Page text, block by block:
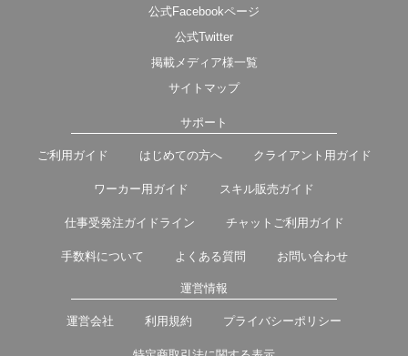
公式Facebookページ
公式Twitter
掲載メディア様一覧
サイトマップ
サポート
ご利用ガイド はじめての方へ クライアント用ガイド
ワーカー用ガイド スキル販売ガイド
仕事受発注ガイドライン チャットご利用ガイド
手数料について よくある質問 お問い合わせ
運営情報
運営会社 利用規約 プライバシーポリシー